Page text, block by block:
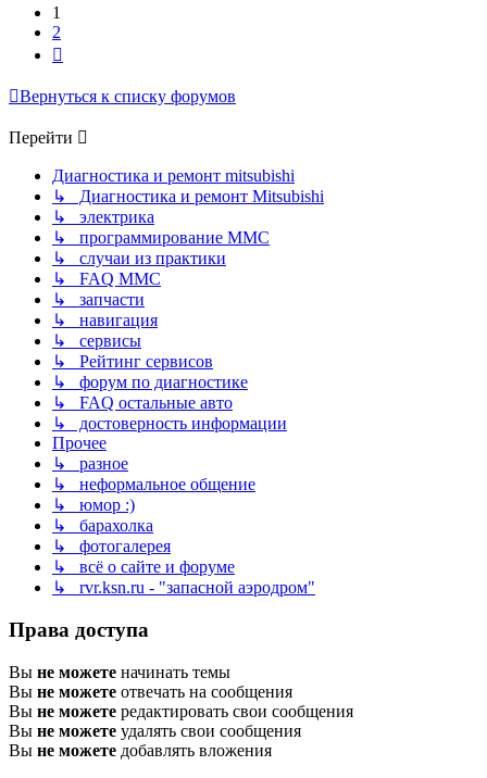
1
2
Вернуться к списку форумов
Перейти
Диагностика и ремонт mitsubishi
↳ Диагностика и ремонт Mitsubishi
↳ электрика
↳ программирование MMC
↳ случаи из практики
↳ FAQ MMC
↳ запчасти
↳ навигация
↳ сервисы
↳ Рейтинг сервисов
↳ форум по диагностике
↳ FAQ остальные авто
↳ достоверность информации
Прочее
↳ разное
↳ неформальное общение
↳ юмор :)
↳ барахолка
↳ фотогалерея
↳ всё о сайте и форуме
↳ rvr.ksn.ru - "запасной аэродром"
Права доступа
Вы не можете начинать темы
Вы не можете отвечать на сообщения
Вы не можете редактировать свои сообщения
Вы не можете удалять свои сообщения
Вы не можете добавлять вложения